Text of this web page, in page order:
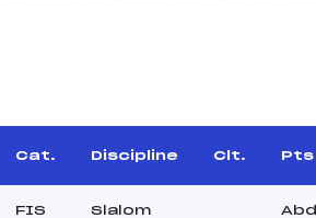
Cat. Discipline Clt. Pts
FIS Slalom Abd